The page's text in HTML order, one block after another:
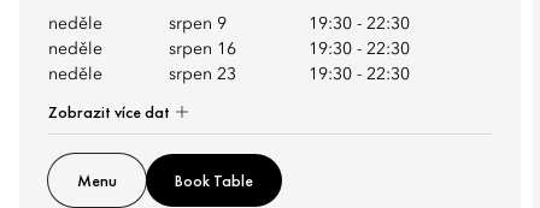
neděle srpen 9 19:30 - 22:30
neděle
srpen 16 19:30 - 22:30
neděle
srpen 23 19:30 - 22:30
Zobrazit více dat
Menu Book Table